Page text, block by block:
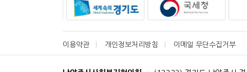
이용약관 개인정보처리방침 이메일 무단수집거부